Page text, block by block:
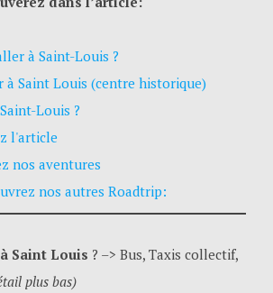
à Saint-Louis ?
à Saint Louis (centre historique)
Louis ?
l'article
nos aventures
nos autres Roadtrip:
Saint Louis ? –> Bus, Taxis collectif,
plus bas)